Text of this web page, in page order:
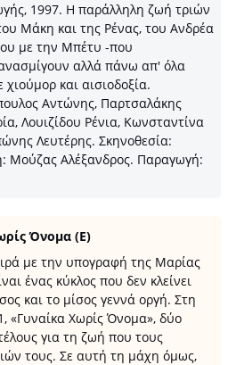
1997. Η παράλληλη ζωή τριών
Μάκη και της Ρένας, του Ανδρέα
με την Μπέτυ -που
αλλά πάνω απ' όλα
και αισιοδοξία.
Αντώνης, Παρτσαλάκης
Λουιζίδου Ρένια, Κωνσταντίνα
Λευτέρης. Σκηνοθεσία:
Μούζας Αλέξανδρος. Παραγωγή:
Όνομα (Ε)
με την υπογραφή της Μαρίας
ένας κύκλος που δεν κλείνει
και το μίσος γεννά οργή. Στη
«Γυναίκα Χωρίς Όνομα», δύο
για τη ζωή που τους
τους. Σε αυτή τη μάχη όμως,